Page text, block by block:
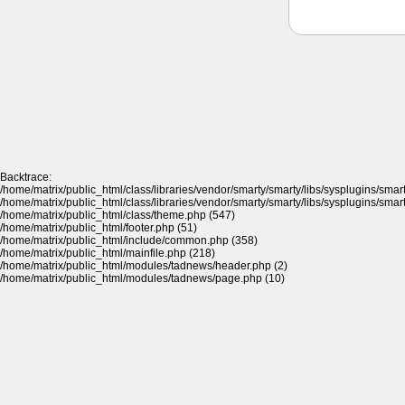
Backtrace:
/home/matrix/public_html/class/libraries/vendor/smarty/smarty/libs/sysplugins/
/home/matrix/public_html/class/libraries/vendor/smarty/smarty/libs/sysplugins/
/home/matrix/public_html/class/theme.php (547)
/home/matrix/public_html/footer.php (51)
/home/matrix/public_html/include/common.php (358)
/home/matrix/public_html/mainfile.php (218)
/home/matrix/public_html/modules/tadnews/header.php (2)
/home/matrix/public_html/modules/tadnews/page.php (10)